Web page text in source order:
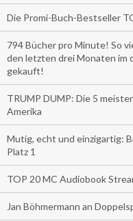
Die Promi-Buch-Bestseller
794 Bücher pro Minute! So
den letzten drei Monaten im
gekauft!
TRUMP DUMP: Die 5
Amerika
Mutig, echt und einzigartig:
Platz 1
TOP 20 MC Audiobook
Jan Böhmermann an